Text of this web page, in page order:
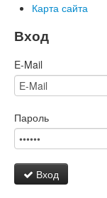
Карта сайта
Вход
E-Mail
Пароль
Вход